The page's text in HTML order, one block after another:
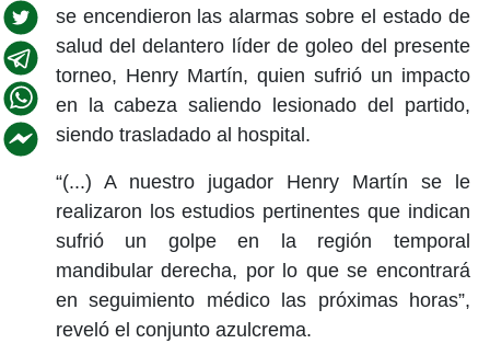
se encendieron las alarmas sobre el estado de
salud del delantero líder de goleo del presente
torneo, Henry Martín, quien sufrió un impacto
en la cabeza saliendo lesionado del partido,
siendo trasladado al hospital.
“(...) A nuestro jugador Henry Martín se le
realizaron los estudios pertinentes que indican
sufrió un golpe en la región temporal
mandibular derecha, por lo que se encontrará
en seguimiento médico las próximas horas”,
reveló el conjunto azulcrema.